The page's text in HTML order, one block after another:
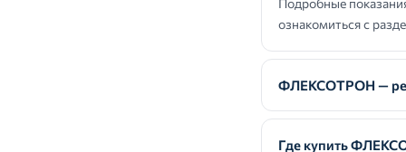
Подробные
ознакомиться с
ФЛЕКСОТРОН —
Где купить